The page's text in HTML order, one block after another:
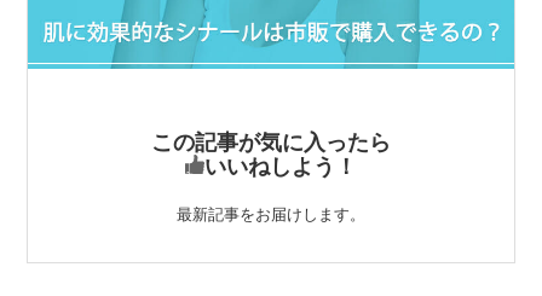
この記事が気に入ったら
いいねしよう！
最新記事をお届けします。